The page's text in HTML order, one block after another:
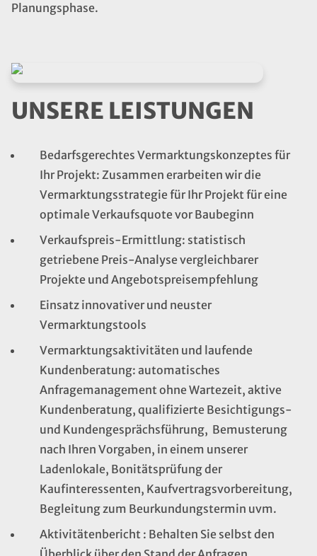
Planungsphase.
UNSERE LEISTUNGEN
Bedarfsgerechtes Vermarktungskonzeptes für
Ihr Projekt: Zusammen erarbeiten wir die
Vermarktungsstrategie für Ihr Projekt für eine
optimale Verkaufsquote vor Baubeginn
Verkaufspreis-Ermittlung: statistisch
getriebene Preis-Analyse vergleichbarer
Projekte und Angebotspreisempfehlung
Einsatz innovativer und neuster
Vermarktungstools
Vermarktungsaktivitäten und laufende
Kundenberatung: automatisches
Anfragemanagement ohne Wartezeit, aktive
Kundenberatung, qualifizierte Besichtigungs-
und Kundengesprächsführung, Bemusterung
nach Ihren Vorgaben, in einem unserer
Ladenlokale, Bonitätsprüfung der
Kaufinteressenten, Kaufvertragsvorbereitung,
Begleitung zum Beurkundungstermin uvm.
Aktivitätenbericht : Behalten Sie selbst den